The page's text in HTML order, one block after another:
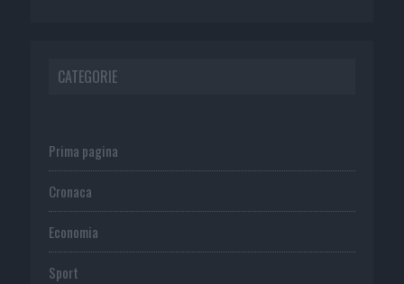
CATEGORIE
Prima pagina
Cronaca
Economia
Sport